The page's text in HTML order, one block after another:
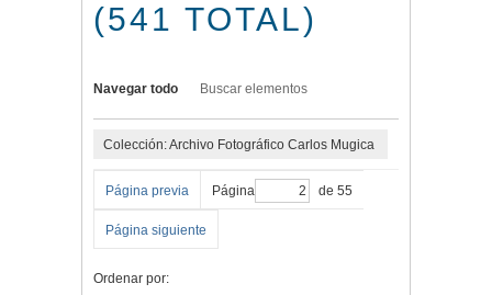
(541 TOTAL)
Navegar todo Buscar elementos
Colección: Archivo Fotográfico Carlos Mugica
Página previa Página de 55
Página siguiente
Ordenar por: